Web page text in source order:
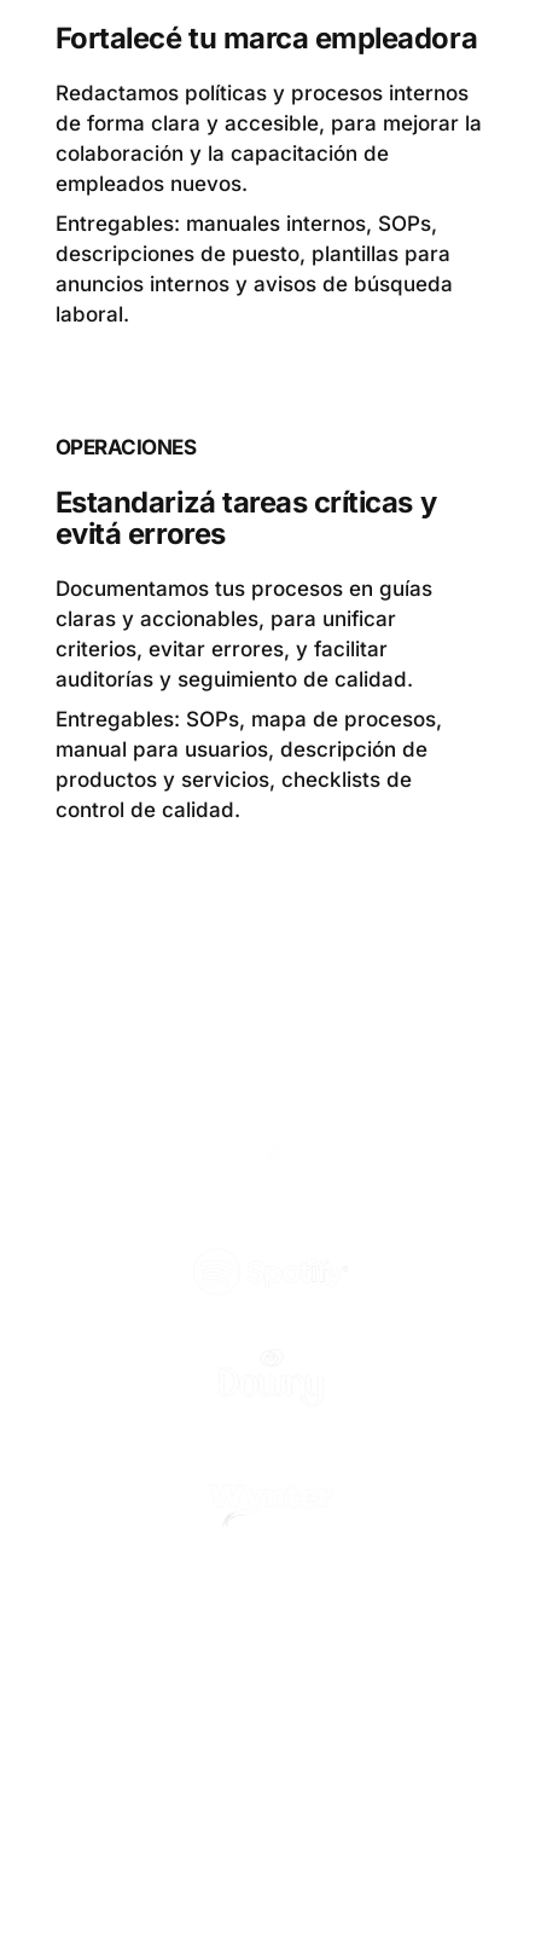
Fortalecé tu marca empleadora
Redactamos políticas y procesos internos
de forma clara y accesible, para mejorar la
colaboración y la capacitación de
empleados nuevos.
Entregables: manuales internos, SOPs,
descripciones de puesto, plantillas para
anuncios internos y avisos de búsqueda
laboral.
OPERACIONES
Estandarizá tareas críticas y
evitá errores
Documentamos tus procesos en guías
claras y accionables, para unificar
criterios, evitar errores, y facilitar
auditorías y seguimiento de calidad.
Entregables: SOPs, mapa de procesos,
manual para usuarios, descripción de
productos y servicios, checklists de
control de calidad.